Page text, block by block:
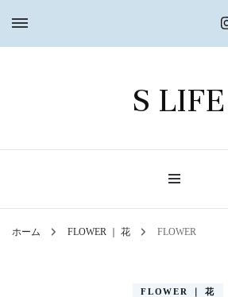
S LIFE
ホーム FLOWER ｜ 花 FLOWER
FLOWER ｜ 花